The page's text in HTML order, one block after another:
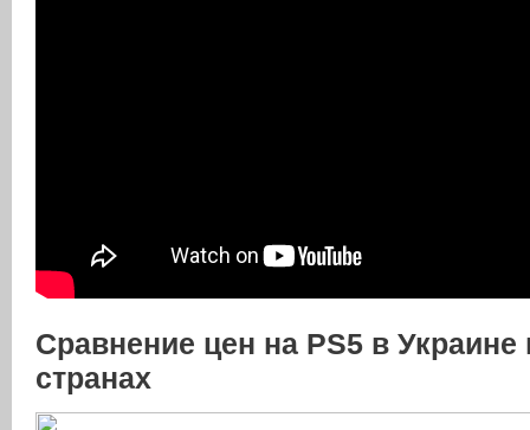
Сравнение цен на PS5 в Украине
странах